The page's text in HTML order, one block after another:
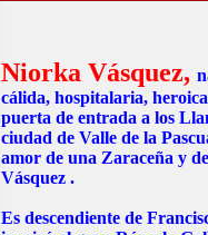
Niorka Vásquez,
cálida, hospitalaria,
puerta de entrada a los
ciudad de Valle de la
amor de una Zaraceña y
Vásquez .
Es descendiente de